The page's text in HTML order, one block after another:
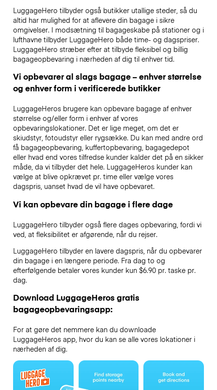
LuggageHero tilbyder også butikker utallige steder, så du
altid har mulighed for at aflevere din bagage i sikre
omgivelser. I modsætning til bagageskabe på stationer og i
lufthavne tilbyder LuggageHero både time- og dagspriser.
LuggageHero stræber efter at tilbyde fleksibel og billig
bagageopbevaring i nærheden af dig til enhver tid.
Vi opbevarer al slags bagage – enhver størrelse
og enhver form i verificerede butikker
LuggageHeros brugere kan opbevare bagage af enhver
størrelse og/eller form i enhver af vores
opbevaringslokationer. Det er lige meget, om det er
skiudstyr, fotoudstyr eller rygsække. Du kan med andre ord
få bagageopbevaring, kuffertopbevaring, bagagedepot
eller hvad end vores tilfredse kunder kalder det på en sikker
måde, da vi tilbyder det hele. LuggageHeros kunder kan
vælge at blive opkrævet pr. time eller vælge vores
dagspris, uanset hvad de vil have opbevaret.
Vi kan opbevare din bagage i flere dage
LuggageHero tilbyder også flere dages opbevaring, fordi vi
ved, at fleksibilitet er afgørende, når du rejser.
LuggageHero tilbyder en lavere dagspris, når du opbevarer
din bagage i en længere periode. Fra dag to og
efterfølgende betaler vores kunder kun $6.90 pr. taske pr.
dag.
Download LuggageHeros gratis
bagageopbevaringsapp:
For at gøre det nemmere kan du downloade
LuggageHeros app, hvor du kan se alle vores lokationer i
nærheden af dig.